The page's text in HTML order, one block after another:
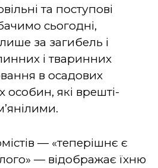
та поступові
сьогодні,
за загибель і
і тваринних
в осадових
які врешті-
— «теперішнє є
— відображає їхню